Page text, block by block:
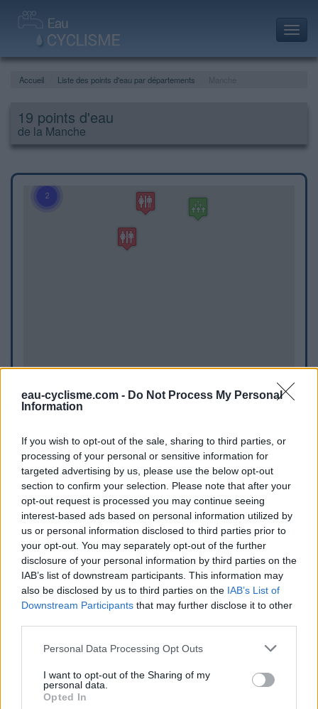
eau-cyclisme.com - Do Not Process My Personal
Information
If you wish to opt-out of the sale, sharing to third parties, or
processing of your personal or sensitive information for
targeted advertising by us, please use the below opt-out
section to confirm your selection. Please note that after your
opt-out request is processed you may continue seeing
interest-based ads based on personal information utilized by
us or personal information disclosed to third parties prior to
your opt-out. You may separately opt-out of the further
disclosure of your personal information by third parties on the
IAB’s list of downstream participants. This information may
also be disclosed by us to third parties on the IAB’s List of
Downstream Participants that may further disclose it to other
Personal Data Processing Opt Outs
I want to opt-out of the Sharing of my
personal data.
Opted In
Accueil Liste des points d'eau par départements
19 points d'eau
de la Manche
WC publics
WC de La Hague
WC de La Hague
WC de Nehou